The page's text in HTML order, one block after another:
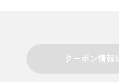
クーポン情報